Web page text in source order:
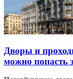
Дворы и
можно попасть